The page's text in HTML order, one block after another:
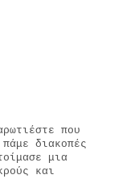
που
διακοπές
μια
και